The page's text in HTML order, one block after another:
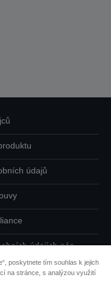
údajů
údajích nás
poskytnete tím souhlas k jejich
na stránce, s analýzou využití